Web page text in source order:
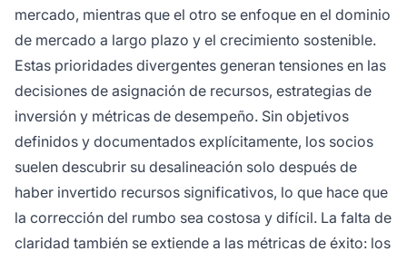
mercado, mientras que el otro se enfoque en el dominio
de mercado a largo plazo y el crecimiento sostenible.
Estas prioridades divergentes generan tensiones en las
decisiones de asignación de recursos, estrategias de
inversión y métricas de desempeño. Sin objetivos
definidos y documentados explícitamente, los socios
suelen descubrir su desalineación solo después de
haber invertido recursos significativos, lo que hace que
la corrección del rumbo sea costosa y difícil. La falta de
claridad también se extiende a las métricas de éxito: los